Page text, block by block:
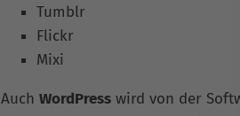
Tumblr
Flickr
Mixi
Auch WordPress wird von der